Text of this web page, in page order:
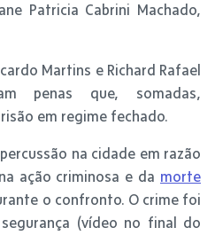
Patricia Cabrini Machado,
Martins e Richard Rafael
penas que, somadas,
em regime fechado.
na cidade em razão
ação criminosa e da morte
o confronto. O crime foi
(vídeo no final do